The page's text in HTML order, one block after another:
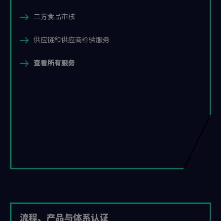
二方食品审核
供应链和供应商检验服务
查看所有服务
流程、产品与体系认证